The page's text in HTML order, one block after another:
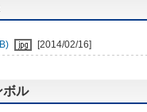
[2014/02/16]
ボル